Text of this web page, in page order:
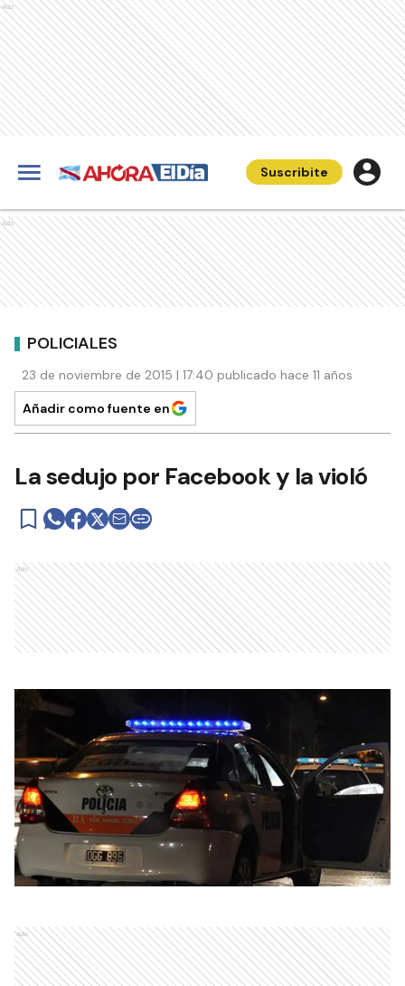
Ads
Suscribite
Ads
POLICIALES
23 de noviembre de 2015 | 17:40 publicado hace 11 años
Añadir como fuente en
La sedujo por Facebook y la violó
Ads
Ads